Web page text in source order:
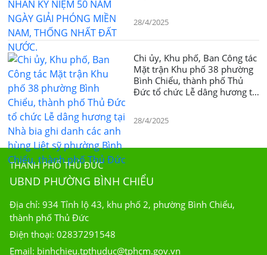
28/4/2025
Chi ủy, Khu phố, Ban Công tác
Mặt trận Khu phố 38 phường
Bình Chiểu, thành phố Thủ
Đức tổ chức Lễ dâng hương tại
Chiểu, thành phố Thủ Đức
28/4/2025
THÀNH PHỐ THỦ ĐỨC
UBND PHƯỜNG BÌNH CHIỂU
Địa chỉ: 934 Tỉnh lộ 43, khu phố 2, phường Bình Chiểu,
thành phố Thủ Đức
Điện thoại: 02837291548
Email: binhchieu.tpthuduc@tphcm.gov.vn